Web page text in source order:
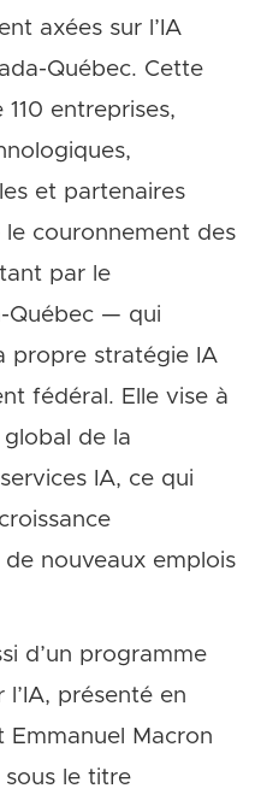
axées sur l’IA
Québec. Cette
entreprises,
et partenaires
couronnement des
par le
Québec — qui
propre stratégie IA
fédéral. Elle vise à
de la
IA, ce qui
nouveaux emplois
d’un programme
présenté en
Emmanuel Macron
sous le titre